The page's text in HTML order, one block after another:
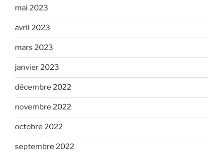
mai 2023
avril 2023
mars 2023
janvier 2023
décembre 2022
novembre 2022
octobre 2022
septembre 2022